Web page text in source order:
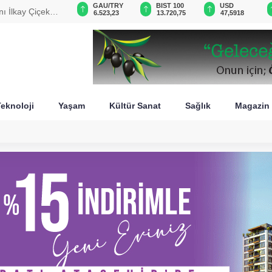
dünya
6.523,23
BIST 100
13.720,75
USD
47,5918
EUR
55,0696
Yaşam Kültür Sanat Sağlık Magazin